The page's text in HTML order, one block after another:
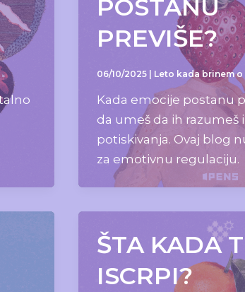
POSTANU
PREVIŠE?
06/10/2025 Leto kada brinem o
Kada emocije postanu
da umeš da ih razumeš
potiskivanja. Ovaj blog
za emotivnu regulaciju.
ŠTA KADA
ISCRPI?